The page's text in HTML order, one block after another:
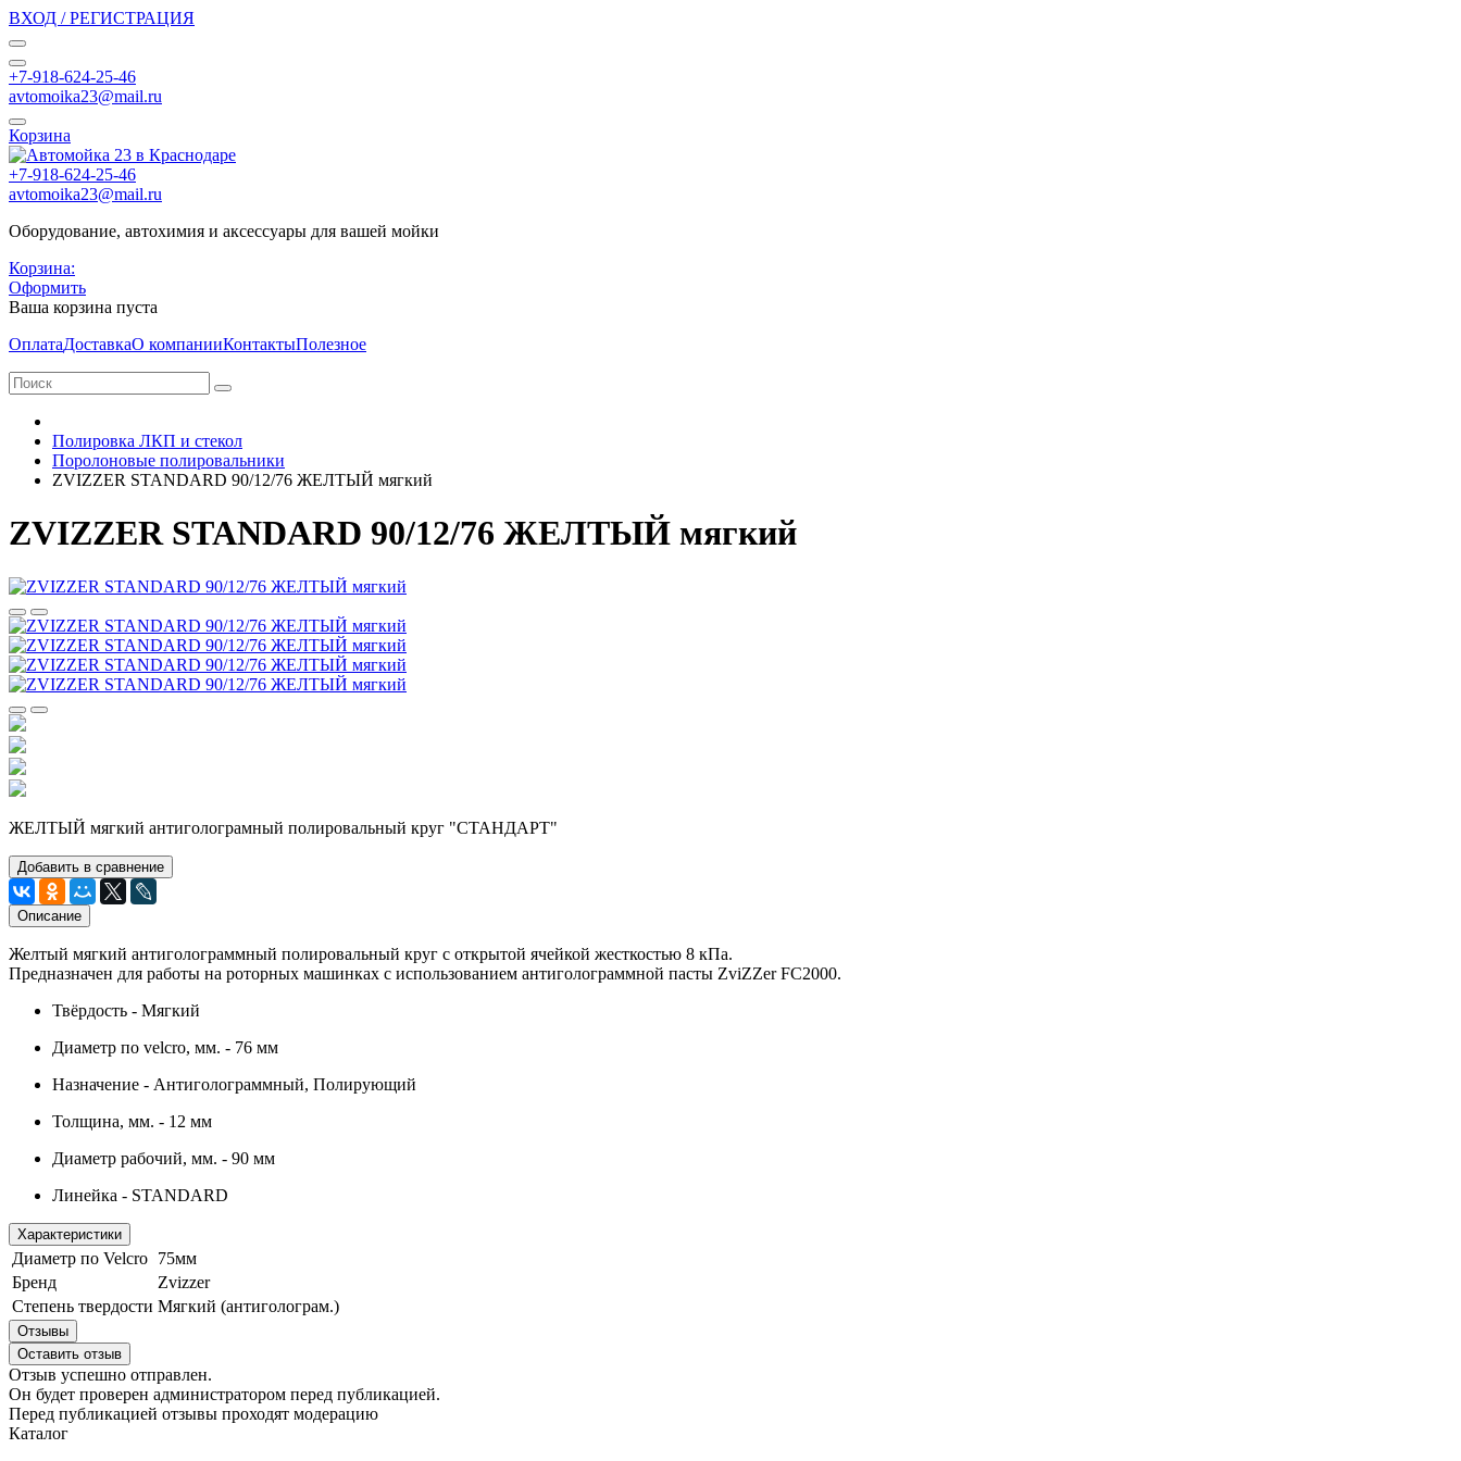
ВХОД / РЕГИСТРАЦИЯ
+7-918-624-25-46
avtomoika23@mail.ru
Корзина
+7-918-624-25-46
avtomoika23@mail.ru
Оборудование, автохимия и аксессуары для вашей мойки
Корзина:
Оформить
Ваша корзина пуста
ОплатаДоставкаО компанииКонтактыПолезное
Полировка ЛКП и стекол
Поролоновые полировальники
ZVIZZER STANDARD 90/12/76 ЖЕЛТЫЙ мягкий
ZVIZZER STANDARD 90/12/76 ЖЕЛТЫЙ мягкий
ЖЕЛТЫЙ мягкий антиголограмный полировальный круг "СТАНДАРТ"
Добавить в сравнение
Описание
Желтый мягкий антиголограммный полировальный круг с открытой ячейкой жесткостью 8 кПа.
Предназначен для работы на роторных машинках с использованием антиголограммной пасты ZviZZer FC2000.
Твёрдость - Мягкий
Диаметр по velcro, мм. - 76 мм
Назначение - Антиголограммный, Полирующий
Толщина, мм. - 12 мм
Диаметр рабочий, мм. - 90 мм
Линейка - STANDARD
Характеристики
Диаметр по Velcro 75мм
Бренд
Zvizzer
Степень твердости Мягкий (антиголограм.)
Отзывы
Оставить отзыв
Отзыв успешно отправлен.
Он будет проверен администратором перед публикацией.
Перед публикацией отзывы проходят модерацию
Каталог